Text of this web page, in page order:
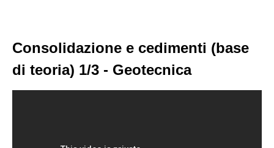
Consolidazione e cedimenti (base
di teoria) 1/3 - Geotecnica